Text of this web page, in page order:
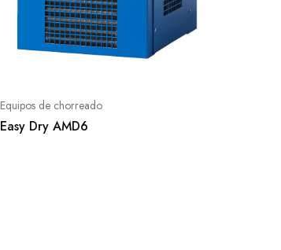
Equipos de chorreado
Easy Dry AMD6